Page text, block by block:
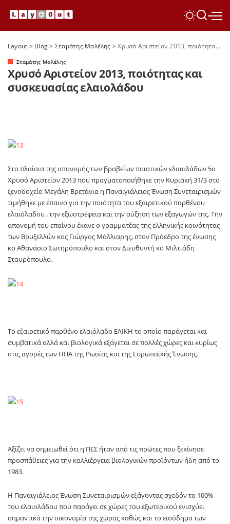
Layout > Blog> Σταμάτης Μαλέλης >Χρυσό Αριστείον 2013, ποιότητας και συσκευασίας ελαιολάδου
Σταμάτης Μαλέλης
Χρυσό Αριστείον 2013, ποιότητας και
συσκευασίας ελαιολάδου
Στα πλαίσια της απονομής των βραβείων ποιοτικών ελαιολάδων 5ο
Χρυσό Αριστείον 2013 που πραγματοποιήθηκε την Κυριακή 31/3 στο
ξενοδοχείο Μεγάλη Βρετάνια η Παναιγιάλειος Ένωση Συνεταιρισμών
τιμήθηκε με έπαινο για την ποιότητα του εξαιρετικού παρθένου
ελαιόλαδου , την εξωστρέφεια και την αύξηση των εξαγωγών της. Την
απονομή του επαίνου έκανε ο γραμματέας της ελληνικής κοινότητας
των Βρυξελλών κος Γιώργος Μάλλιαρης, στον Πρόεδρο της ένωσης
κο Αθανάσιο Σωτηρόπουλο και στον Διευθυντή κο Μιλτιάδη
Σταυρόπουλο.
Το εξαιρετικό παρθένο ελαιόλαδο EΛIKΗ το οποίο παράγεται και
συμβατικά αλλά και βιολογικά εξάγεται σε πολλές χώρες και κυρίως
στις αγορές των ΗΠΑ της Ρωσίας και της Ευρωπαϊκής Ένωσης.
Αξίζει να σημειωθεί ότι η ΠΕΣ ήταν από τις πρώτες που ξεκίνησε
προσπάθειες για την καλλιέργεια βιολογικών προϊόντων ήδη από το
1983.
Η Παναιγιάλειος Ένωση Συνεταιρισμών εξάγοντας σχεδόν το 100%
του ελαιολάδου που παράγει σε χώρες του εξωτερικού ενισχύει
σημαντικά την οικονομία της χώρας καθώς και το εισόδημα των